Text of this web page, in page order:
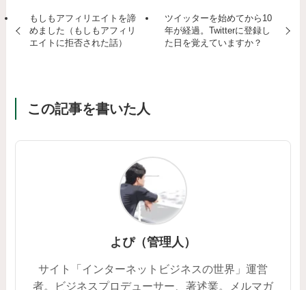
もしもアフィリエイトを諦
めました（もしもアフィリ
エイトに拒否された話）
ツイッターを始めてから10
年が経過。Twitterに登録し
た日を覚えていますか？
この記事を書いた人
よぴ（管理人）
サイト「インターネットビジネスの世界」運営
者。ビジネスプロデューサー、著述業。メルマガ